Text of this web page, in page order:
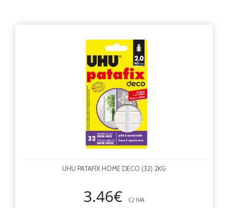
UHU PATAFIX HOME DECO (32) 2KG
3.46€
C/ IVA